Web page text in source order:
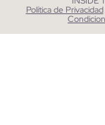
Política de Privacidad